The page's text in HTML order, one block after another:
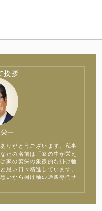
一
りがとうございます。私事
たの名前は「家の中が栄え
家の繁栄の象徴的な掛け軸
思い日々精進しています。
いから掛け軸の通販専門サ